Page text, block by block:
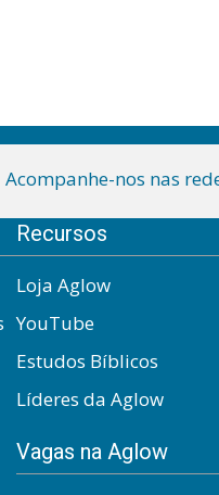
Acompanhe-nos nas
Recursos
Loja Aglow
YouTube
Estudos Bíblicos
Líderes da Aglow
Vagas na Aglow